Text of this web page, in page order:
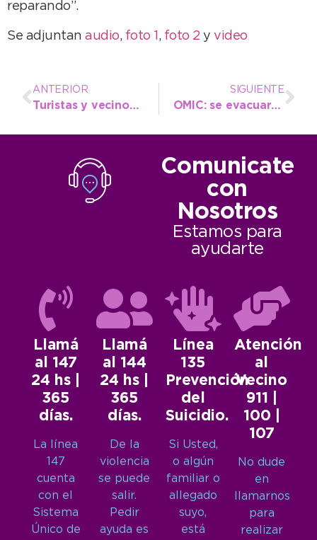
reparando”.
Se adjuntan audio,foto 1 , foto 2 y video
ANTERIOR
Turistas y vecinos: “Se han hecho lindos cambios acá en la Peatonal»
SIGUIENTE
OMIC: se evacuaron 176 consultas en diciembre
Comunicate
con
Nosotros
Estamos para
ayudarte
Llamá
al 147
24 hs |
365
días.
La línea
147
cuenta
con el
Sistema
Único de
Llamá
al 144
24 hs |
365
días.
De la
violencia
se puede
salir.
Pedir
ayuda es
Línea
135
Prevención
del
Suicidio.
Si Usted,
o algún
familiar o
allegado
suyo,
está
Atención
al
Vecino
911 |
100 |
107
No dude
en
llamarnos
para
realizar